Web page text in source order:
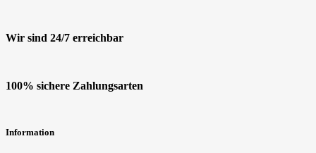
Wir sind 24/7 erreichbar
100% sichere Zahlungsarten
Information